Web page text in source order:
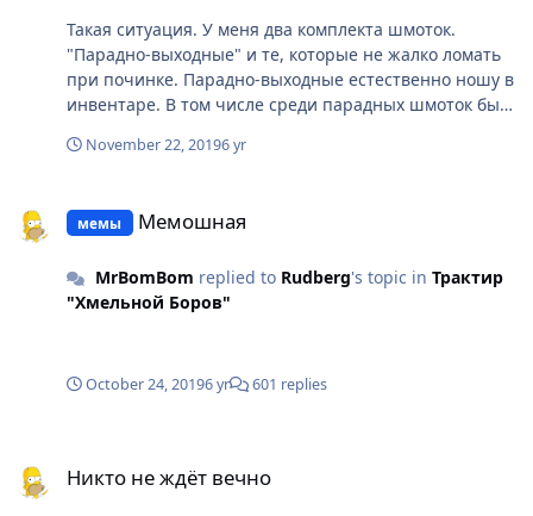
Такая ситуация. У меня два комплекта шмоток.
"Парадно-выходные" и те, которые не жалко ломать
при починке. Парадно-выходные естественно ношу в
инвентаре. В том числе среди парадных шмоток была
инвентаре. Зашёл в игру сегодня утром, инвентарь
хотел поменять экипировку на парадную, а пухи нет.
Допускаю, что мог случайно продать ее торговцу. НО
комплекта я (если правильно помню) торговца не
посещал... К торговцу в основном хожу чинить
возможность проверить - проверьте куда она
November 22, 20196 yr
мемы Мемошная
MrBomBom replied to Rudberg's topic in Трактир
"Хмельной Боров"
October 24, 20196 yr 601 replies
Никто не ждёт вечно